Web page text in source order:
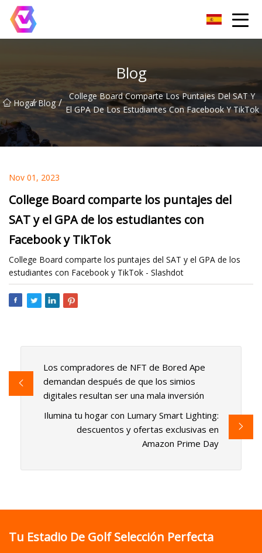
Blog
Hogar
/ Blog /
College Board Comparte Los Puntajes Del SAT Y
El GPA De Los Estudiantes Con Facebook Y TikTok
Nov 01, 2023
College Board comparte los puntajes del
SAT y el GPA de los estudiantes con
Facebook y TikTok
College Board comparte los puntajes del SAT y el GPA de los
estudiantes con Facebook y TikTok - Slashdot
Los compradores de NFT de Bored Ape
demandan después de que los simios
digitales resultan ser una mala inversión
Ilumina tu hogar con Lumary Smart Lighting:
descuentos y ofertas exclusivas en
Amazon Prime Day
Tu Estadio De Golf Selección Perfecta